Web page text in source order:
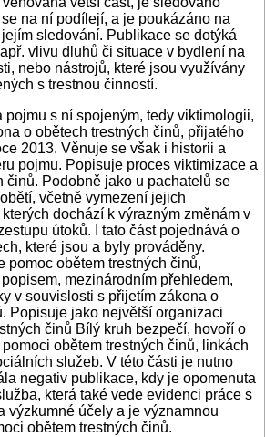
na ní podílejí, a je poukázáno na
sledování. Publikace se dotýká
vlivu dluhů či situace v bydlení na
nebo nástrojů, které jsou využívány
s trestnou činností.
pojmu s ní spojeným, tedy viktimologii,
o obětech trestných činů, přijatého
2013. Věnuje se však i historii a
pojmu. Popisuje proces viktimizace a
činů. Podobně jako u pachatelů se
včetně vymezení jejich
dochází k výrazným změnám v
útoků. I tato část pojednává o
které jsou a byly prováděny.
pomoc obětem trestných činů,
mezinárodním přehledem,
v souvislosti s přijetím zákona o
Popisuje jako největší organizaci
činů Bílý kruh bezpečí, hovoří o
obětem trestných činů, linkách
služeb. V této části je nutno
negativ publikace, kdy je opomenuta
která také vede evidenci práce s
výzkumné účely a je významnou
obětem trestných činů.